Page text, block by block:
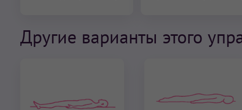
Другие варианты этого